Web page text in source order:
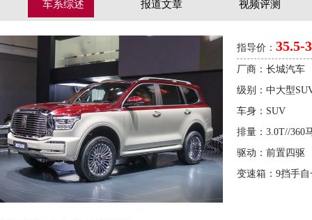
车系综述 报道文章 视频评测
指导价： 35.5-
厂商：长城汽车
级别：中大型
车身：SUV
排量：3.0T//360
驱动：前置四驱
变速箱：9挡手自